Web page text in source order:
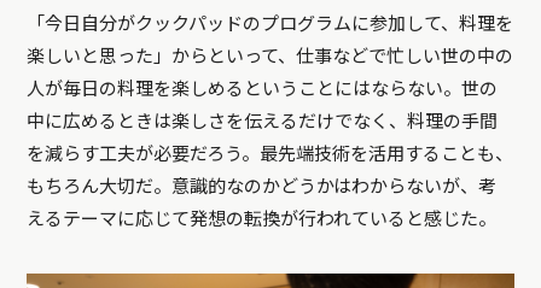
「今日自分がクックパッドのプログラムに参加して、料理を
楽しいと思った」からといって、仕事などで忙しい世の中の
人が毎日の料理を楽しめるということにはならない。世の
中に広めるときは楽しさを伝えるだけでなく、料理の手間
を減らす工夫が必要だろう。最先端技術を活用することも、
もちろん大切だ。意識的なのかどうかはわからないが、考
えるテーマに応じて発想の転換が行われていると感じた。